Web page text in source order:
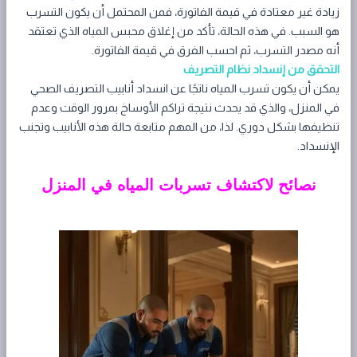
زيادة غير معتادة في قيمة الفاتورة، فمن المحتمل أن يكون التسرب
هو السبب. في هذه الحالة، تأكد من إغلاق محبس المياه الذي تعتقد
أنه مصدر التسرب، ثم احسب الفرق في قيمة الفاتورة.
التحقق من إنسداد نظام التصريف
يمكن أن يكون تسرب المياه ناتجًا عن انسداد أنابيب التصريف الصحي
في المنزل، والذي قد يحدث نتيجة تراكم الأوساخ بمرور الوقت وعدم
تنظيفها بشكل دوري. لذا، من المهم متابعة حالة هذه الأنابيب وتجنب
الإنسداد.
نصائح لاكتشاف تسربات المياه في المنزل